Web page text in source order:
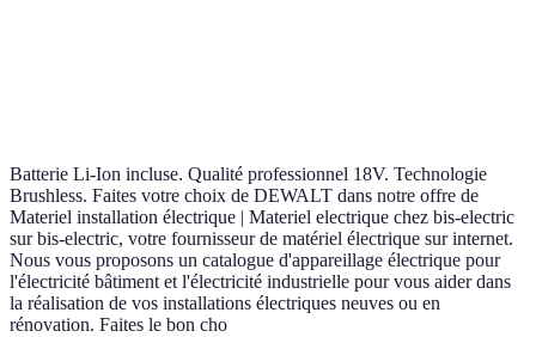
Batterie Li-Ion incluse. Qualité professionnel 18V. Technologie
Brushless. Faites votre choix de DEWALT dans notre offre de
Materiel installation électrique | Materiel electrique chez bis-electric
sur bis-electric, votre fournisseur de matériel électrique sur internet.
Nous vous proposons un catalogue d'appareillage électrique pour
l'électricité bâtiment et l'électricité industrielle pour vous aider dans
la réalisation de vos installations électriques neuves ou en
rénovation. Faites le bon cho